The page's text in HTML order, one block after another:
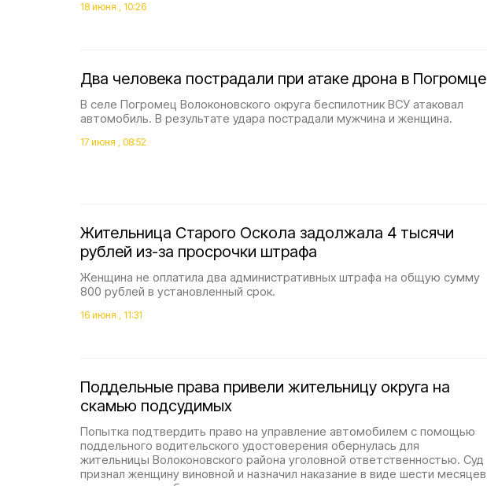
18 июня , 10:26
Два человека пострадали при атаке дрона в Погромце
В селе Погромец Волоконовского округа беспилотник ВСУ атаковал
автомобиль. В результате удара пострадали мужчина и женщина.
17 июня , 08:52
Жительница Старого Оскола задолжала 4 тысячи
рублей из-за просрочки штрафа
Женщина не оплатила два административных штрафа на общую сумму
800 рублей в установленный срок.
16 июня , 11:31
Поддельные права привели жительницу округа на
скамью подсудимых
Попытка подтвердить право на управление автомобилем с помощью
поддельного водительского удостоверения обернулась для
жительницы Волоконовского района уголовной ответственностью. Суд
признал женщину виновной и назначил наказание в виде шести месяцев